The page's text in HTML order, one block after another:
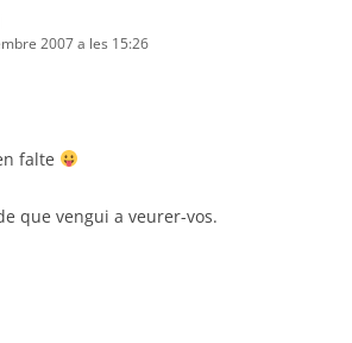
2007 a les 15:26
falte
que vengui a veurer-vos.